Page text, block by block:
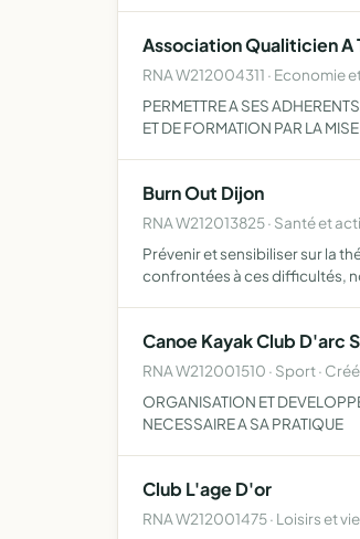
Association Qualiticien A
RNA W212004311 · Economie
PERMETTRE A SES
ET DE FORMATION PAR LA
Burn Out Dijon
RNA W212013825 · Santé et
Prévenir et sensibiliser sur la
confrontées à ces difficultés,
Canoe Kayak Club D'arc
RNA W212001510 · Sport ·
ORGANISATION ET
NECESSAIRE A SA PRATIQUE
Club L'age D'or
RNA W212001475 · Loisirs et